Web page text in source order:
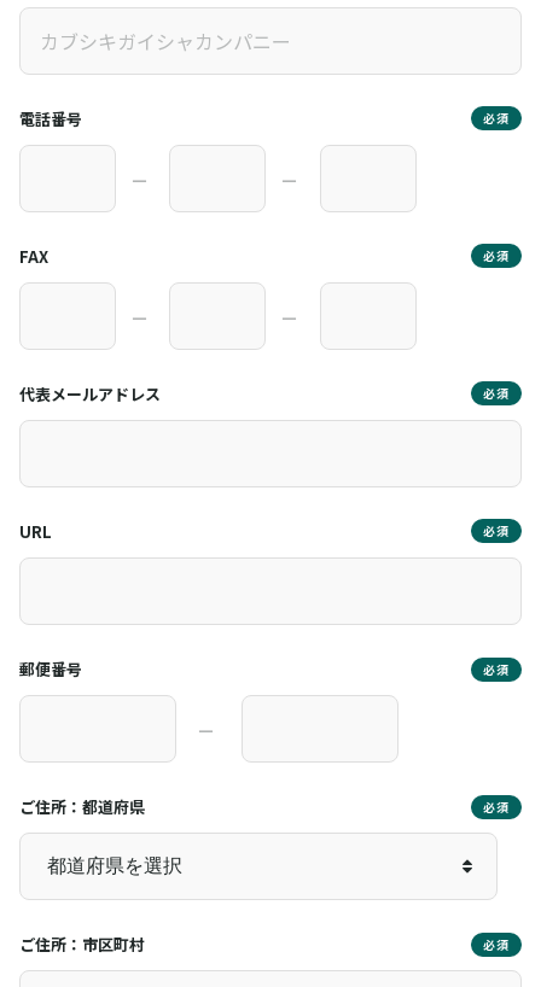
電話番号 必須
― ―
FAX 必須
― ―
代表メールアドレス 必須
URL 必須
郵便番号 必須
―
ご住所：都道府県 必須
ご住所：市区町村 必須